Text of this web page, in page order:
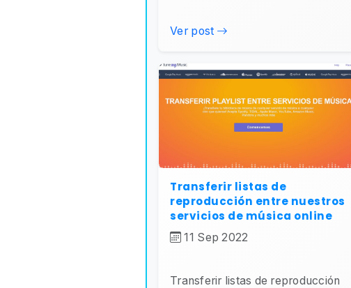
Ver post
Transferir listas de
reproducción entre nuestros
servicios de música online
11 Sep 2022
Transferir listas de reproducción